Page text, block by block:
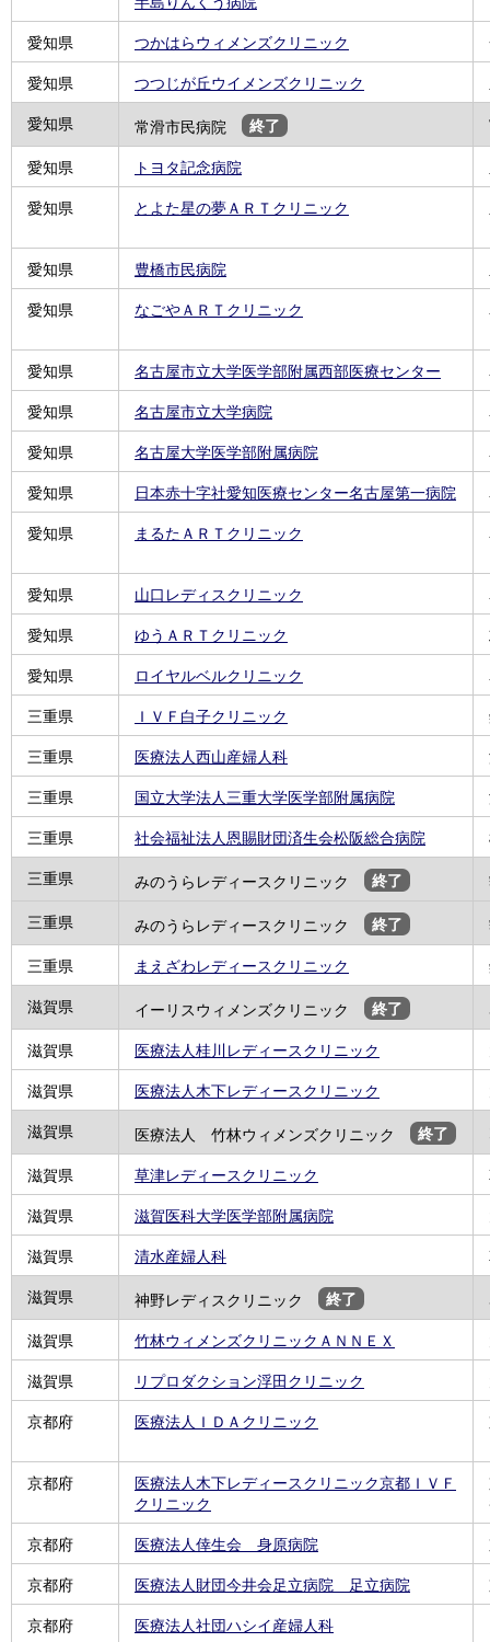
愛知県 つかはらウィメンズクリニック
愛知県 つつじが丘ウイメンズクリニック
愛知県 常滑市民病院 終了
愛知県 トヨタ記念病院
愛知県 とよた星の夢ＡＲＴクリニック
愛知県 豊橋市民病院
愛知県 なごやＡＲＴクリニック
愛知県 名古屋市立大学医学部附属西部医療センター
愛知県 名古屋市立大学病院
愛知県 名古屋大学医学部附属病院
愛知県 日本赤十字社愛知医療センター名古屋第一病院
愛知県 まるたＡＲＴクリニック
愛知県 山口レディスクリニック
愛知県 ゆうＡＲＴクリニック
愛知県 ロイヤルベルクリニック
三重県 ＩＶＦ白子クリニック
三重県 医療法人西山産婦人科
三重県 国立大学法人三重大学医学部附属病院
三重県 社会福祉法人恩賜財団済生会松阪総合病院
三重県 みのうらレディースクリニック 終了
三重県 みのうらレディースクリニック 終了
三重県 まえざわレディースクリニック
滋賀県 イーリスウィメンズクリニック 終了
滋賀県 医療法人桂川レディースクリニック
滋賀県 医療法人木下レディースクリニック
滋賀県 医療法人 竹林ウィメンズクリニック 終了
滋賀県 草津レディースクリニック
滋賀県 滋賀医科大学医学部附属病院
滋賀県 清水産婦人科
滋賀県 神野レディスクリニック 終了
滋賀県 竹林ウィメンズクリニックＡＮＮＥＸ
滋賀県 リプロダクション浮田クリニック
京都府 医療法人ＩＤＡクリニック
京都府
医療法人木下レディースクリニック京都ＩＶＦ
クリニック
京都府 医療法人倖生会 身原病院
京都府 医療法人財団今井会足立病院 足立病院
京都府 医療法人社団ハシイ産婦人科